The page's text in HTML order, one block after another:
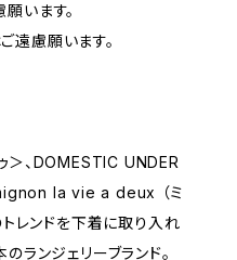
います。
慮願います。
＞、DOMESTIC UNDER
mignon la vie a deux （ミ
トレンドを下着に取り入れ
ランジェリーブランド。